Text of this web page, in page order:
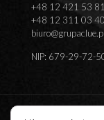
+48 12 421 53 81
+48 12 311 03 40
biuro@grupaclue.pl
NIP: 679-29-72-